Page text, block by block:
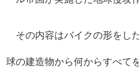
その内容はバイクの形をし
球の建造物から何からすべて